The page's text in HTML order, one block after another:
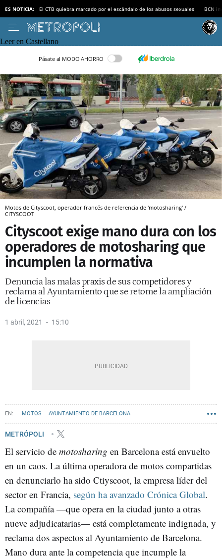
ES NOTICIA: El CTB quiebra marcado por el escándalo de los abusos sexuales BCN
Leer en Castellano
Pásate al MODO AHORRO
Motos de Cityscoot, operador francés de referencia de 'motosharing' /
CITYSCOOT
Cityscoot exige mano dura con los
operadores de motosharing que
incumplen la normativa
Denuncia las malas praxis de sus competidores y
reclama al Ayuntamiento que se retome la ampliación
de licencias
1 abril, 2021 15:10
MOTOS AYUNTAMIENTO DE BARCELONA
METRÓPOLI
El servicio de motosharing en Barcelona está envuelto
en un caos. La última operadora de motos compartidas
en denunciarlo ha sido Ctiyscoot, la empresa líder del
sector en Francia, según ha avanzado Crónica Global.
La compañía —que opera en la ciudad junto a otras
nueve adjudicatarias— está completamente indignada, y
reclama dos aspectos al Ayuntamiento de Barcelona.
Mano dura ante la competencia que incumple la